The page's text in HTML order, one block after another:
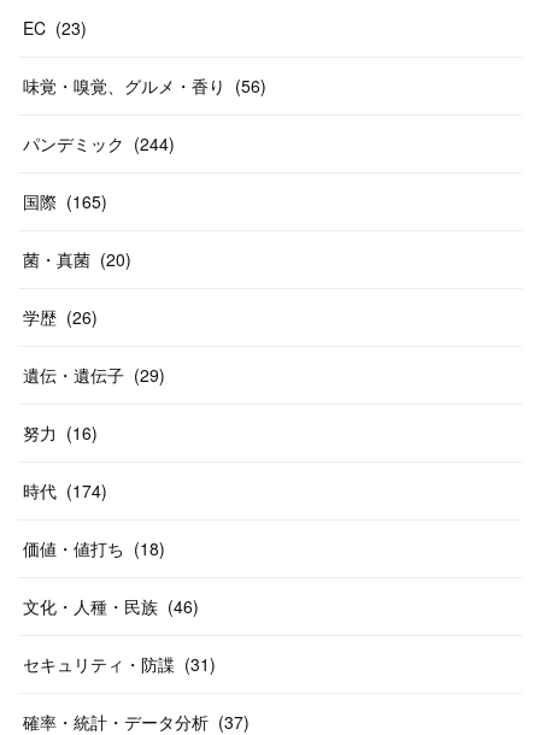
EC (23)
味覚・嗅覚、グルメ・香り (56)
パンデミック (244)
国際 (165)
菌・真菌 (20)
学歴 (26)
遺伝・遺伝子 (29)
努力 (16)
時代 (174)
価値・値打ち (18)
文化・人種・民族 (46)
セキュリティ・防諜 (31)
確率・統計・データ分析 (37)